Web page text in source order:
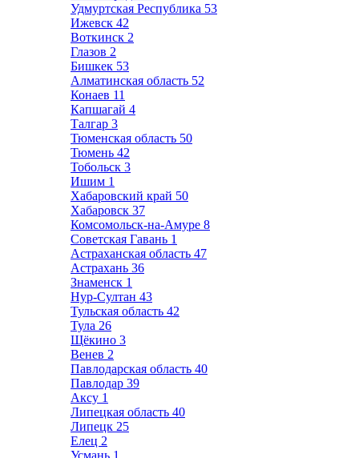
Удмуртская Республика 53
Ижевск 42
Воткинск 2
Глазов 2
Бишкек 53
Алматинская область 52
Конаев 11
Капшагай 4
Талгар 3
Тюменская область 50
Тюмень 42
Тобольск 3
Ишим 1
Хабаровский край 50
Хабаровск 37
Комсомольск-на-Амуре 8
Советская Гавань 1
Астраханская область 47
Астрахань 36
Знаменск 1
Нур-Султан 43
Тульская область 42
Тула 26
Щёкино 3
Венев 2
Павлодарская область 40
Павлодар 39
Аксу 1
Липецкая область 40
Липецк 25
Елец 2
Усмань 1